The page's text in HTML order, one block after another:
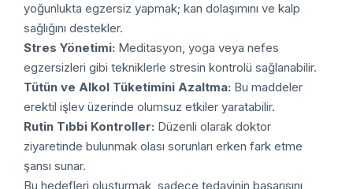
yoğunlukta egzersiz yapmak; kan dolaşımını ve kalp
sağlığını destekler.
Stres Yönetimi: Meditasyon, yoga veya nefes
egzersizleri gibi tekniklerle stresin kontrolü sağlanabilir.
Tütün ve Alkol Tüketimini Azaltma: Bu maddeler
erektil işlev üzerinde olumsuz etkiler yaratabilir.
Rutin Tıbbi Kontroller: Düzenli olarak doktor
ziyaretinde bulunmak olası sorunları erken fark etme
şansı sunar.
Bu hedefleri oluşturmak, sadece tedavinin başarısını